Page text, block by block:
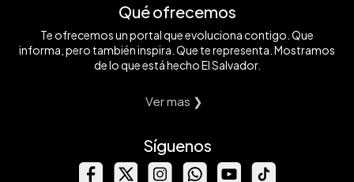
Qué ofrecemos
Te ofrecemos un portal que evoluciona contigo. Que
informa, pero también inspira. Que te representa. Mostramos
de lo que está hecho El Salvador.
Ver mas ❯
Síguenos